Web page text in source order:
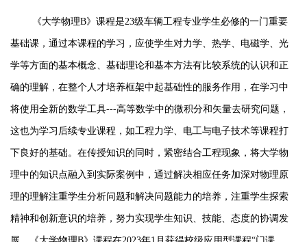
《大学物理B》课程是23级车辆工程专业学生必修的一门重要
基础课，通过本课程的学习，应使学生对力学、热学、电磁学、光
学等方面的基本概念、基础理论和基本方法有比较系统的认识和正
确的理解，在整个人才培养框架中起基础性的服务作用，在学习中
将使用全新的数学工具---高等数学中的微积分和矢量去研究问题，
这也为学习后续专业课程，如工程力学、电工与电子技术等课程打
下良好的基础。在传授知识的同时，紧密结合工程现象，将大学物
理中的知识点融入到实际案例中，通过解决相应任务加深对物理原
理的理解注重学生分析问题和解决问题能力的培养，注重学生探索
精神和创新意识的培养，努力实现学生知识、技能、态度的协调发
展。《大学物理B》课程在2023年1月获得校级应用型课程“门课